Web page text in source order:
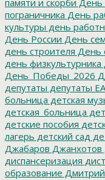
пограничника День
культуры день
День России День
день строителя День
день физкультурника
День_Победы_2026
депутаты депутаты
больница детская
детская_больница
детские пособия
лагерь детский сад
Джабаров Джанхотов
диспансеризация
образование